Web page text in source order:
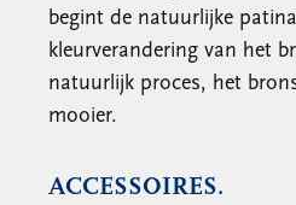
begint de natuurlijke
kleurverandering van het
natuurlijk proces, het
mooier.
ACCESSOIRES.